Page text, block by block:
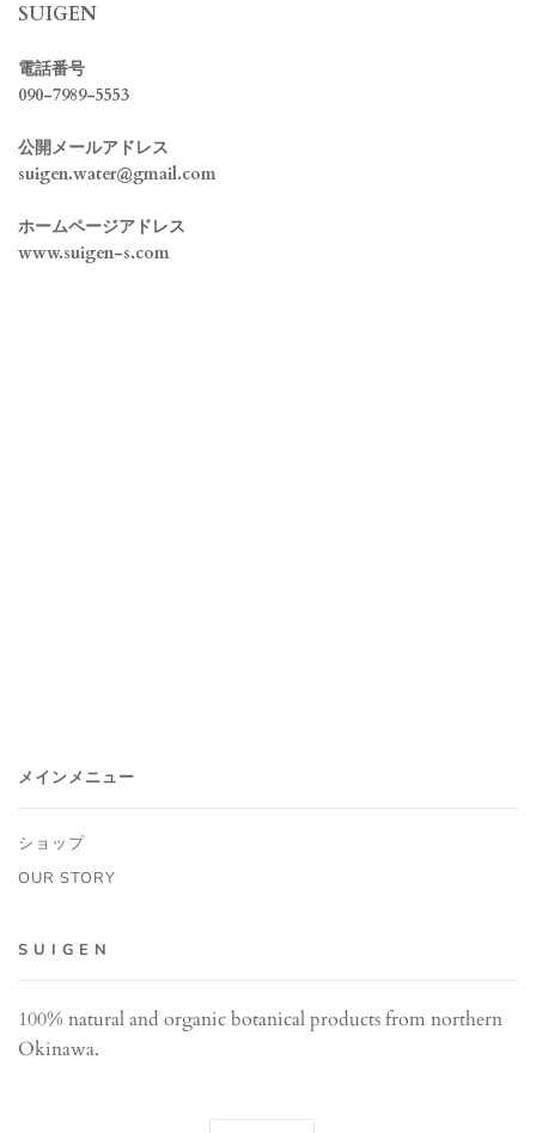
SUIGEN
電話番号
090-7989-5553
公開メールアドレス
suigen.water@gmail.com
ホームページアドレス
www.suigen-s.com
メインメニュー
ショップ
OUR STORY
S U I G E N
100% natural and organic botanical products from northern
Okinawa.